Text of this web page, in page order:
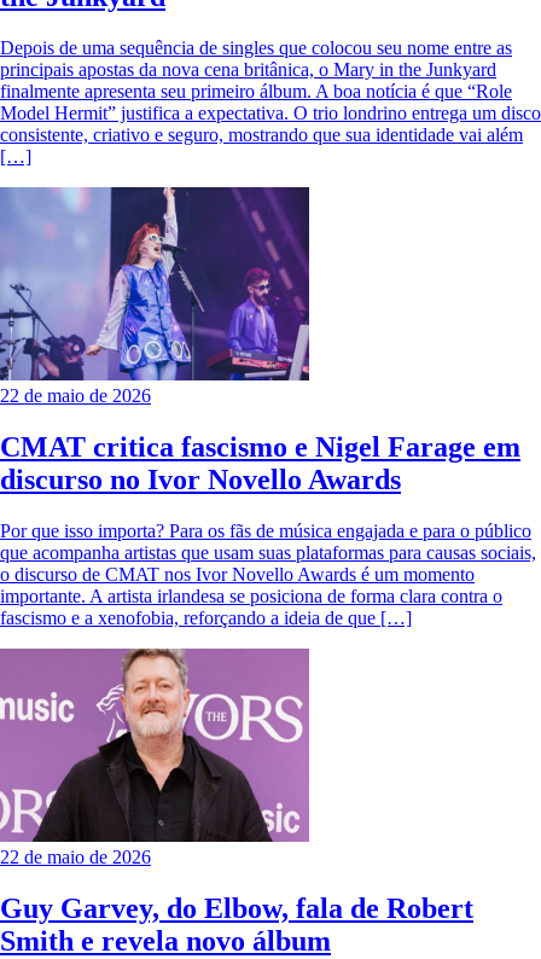
Depois de uma sequência de singles que colocou seu nome entre as
principais apostas da nova cena britânica, o Mary in the Junkyard
finalmente apresenta seu primeiro álbum. A boa notícia é que “Role
Model Hermit” justifica a expectativa. O trio londrino entrega um disco
consistente, criativo e seguro, mostrando que sua identidade vai além
[…]
22 de maio de 2026
CMAT critica fascismo e Nigel Farage em
discurso no Ivor Novello Awards
Por que isso importa? Para os fãs de música engajada e para o público
que acompanha artistas que usam suas plataformas para causas sociais,
o discurso de CMAT nos Ivor Novello Awards é um momento
importante. A artista irlandesa se posiciona de forma clara contra o
fascismo e a xenofobia, reforçando a ideia de que […]
22 de maio de 2026
Guy Garvey, do Elbow, fala de Robert
Smith e revela novo álbum